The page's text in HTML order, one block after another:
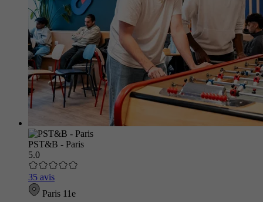
PST&B - Paris
5.0
35 avis
Paris 11e